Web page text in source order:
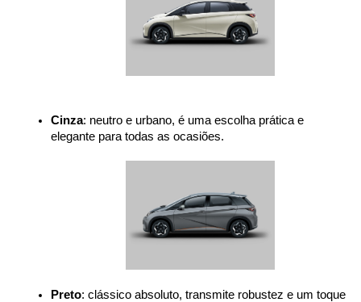
Cinza: neutro e urbano, é uma escolha prática e
elegante para todas as ocasiões.
Preto: clássico absoluto, transmite robustez e um toque